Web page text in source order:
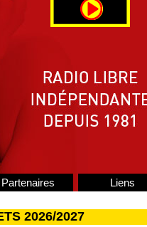
Partenaires Liens
2026/2027